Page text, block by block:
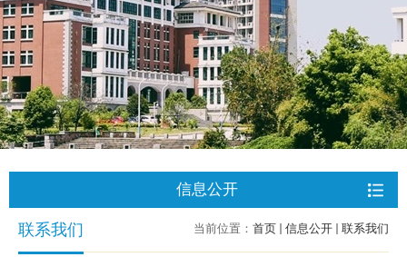
信息公开
当前位置： 首页 信息公开 联系我们
联系我们